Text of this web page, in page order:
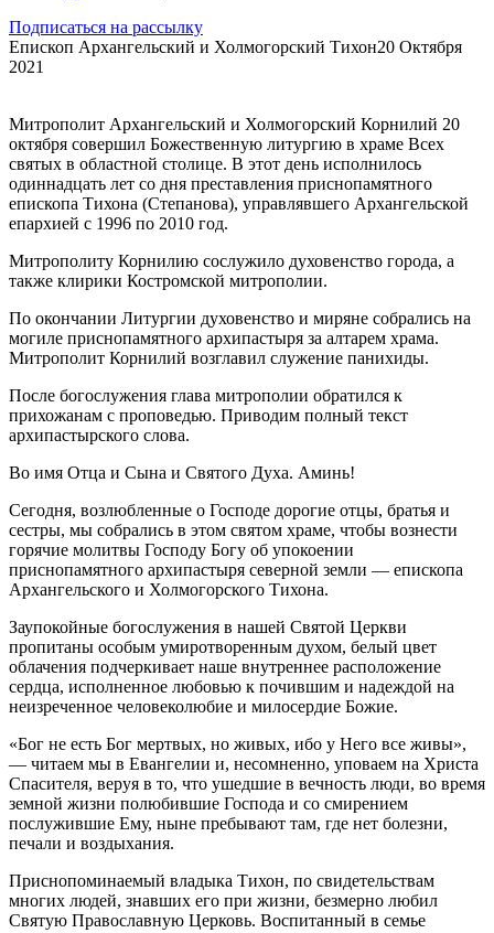
Подписаться на рассылку
Епископ Архангельский и Холмогорский Тихон20 Октября
2021
Митрополит Архангельский и Холмогорский Корнилий 20
октября совершил Божественную литургию в храме Всех
святых в областной столице. В этот день исполнилось
одиннадцать лет со дня преставления приснопамятного
епископа Тихона (Степанова), управлявшего Архангельской
епархией с 1996 по 2010 год.
Митрополиту Корнилию сослужило духовенство города, а
также клирики Костромской митрополии.
По окончании Литургии духовенство и миряне собрались на
могиле приснопамятного архипастыря за алтарем храма.
Митрополит Корнилий возглавил служение панихиды.
После богослужения глава митрополии обратился к
прихожанам с проповедью. Приводим полный текст
архипастырского слова.
Во имя Отца и Сына и Святого Духа. Аминь!
Сегодня, возлюбленные о Господе дорогие отцы, братья и
сестры, мы собрались в этом святом храме, чтобы вознести
горячие молитвы Господу Богу об упокоении
приснопамятного архипастыря северной земли — епископа
Архангельского и Холмогорского Тихона.
Заупокойные богослужения в нашей Святой Церкви
пропитаны особым умиротворенным духом, белый цвет
облачения подчеркивает наше внутреннее расположение
сердца, исполненное любовью к почившим и надеждой на
неизреченное человеколюбие и милосердие Божие.
«Бог не есть Бог мертвых, но живых, ибо у Него все живы»,
— читаем мы в Евангелии и, несомненно, уповаем на Христа
Спасителя, веруя в то, что ушедшие в вечность люди, во время
земной жизни полюбившие Господа и со смирением
послужившие Ему, ныне пребывают там, где нет болезни,
печали и воздыхания.
Приснопоминаемый владыка Тихон, по свидетельствам
многих людей, знавших его при жизни, безмерно любил
Святую Православную Церковь. Воспитанный в семье